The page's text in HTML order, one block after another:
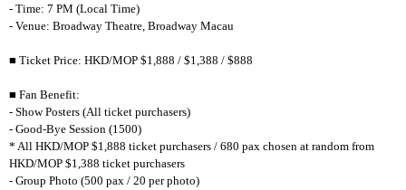
- Time: 7 PM (Local Time)
- Venue: Broadway Theatre, Broadway Macau
■ Ticket Price: HKD/MOP $1,888 / $1,388 / $888
■ Fan Benefit:
- Show Posters (All ticket purchasers)
- Good-Bye Session (1500)
* All HKD/MOP $1,888 ticket purchasers / 680 pax chosen at random from
HKD/MOP $1,388 ticket purchasers
- Group Photo (500 pax / 20 per photo)